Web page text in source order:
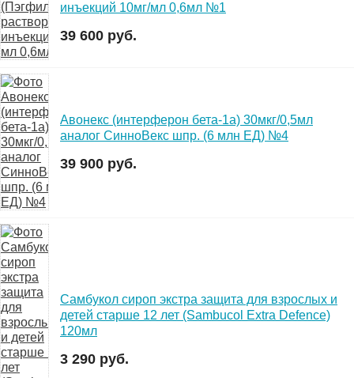
инъекций 10мг/мл 0,6мл №1
39 600 руб.
Авонекс (интерферон бета-1а) 30мкг/0,5мл
аналог СинноВекс шпр. (6 млн ЕД) №4
39 900 руб.
Самбукол сироп экстра защита для взрослых и
детей старше 12 лет (Sambucol Extra Defence)
120мл
3 290 руб.